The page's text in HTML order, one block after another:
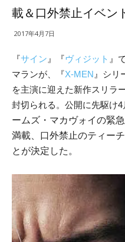
載＆口外禁止イベン
2017年4月7日
『サイン 』『ヴィジット 』
マランが、『X-MEN 』シリ
を主演に迎えた新作スリラ
封切られる。公開に先駆け4
ームズ・マカヴォイの緊
満載、口外禁止のティー
とが決定した。